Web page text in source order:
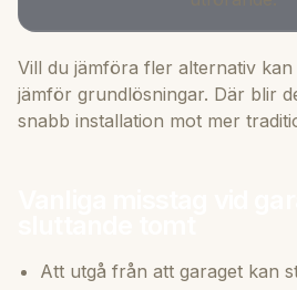
Vill du jämföra fler alternativ kan
jämför grundlösningar. Där blir
snabb installation mot mer
Att utgå från att garaget kan